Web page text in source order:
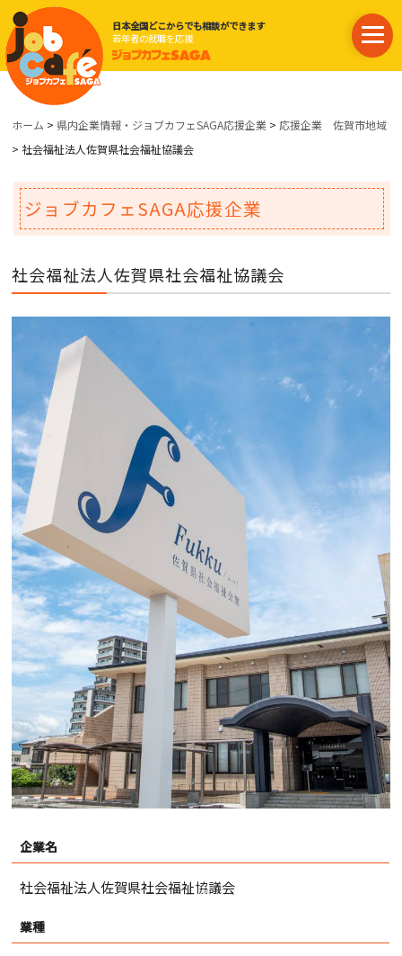
日本全国どこからでも相談ができます
若年者の就職を応援
ホーム > 県内企業情報・ジョブカフェSAGA応援企業 > 応援企業 佐賀市地域
> 社会福祉法人佐賀県社会福祉協議会
ジョブカフェSAGA応援企業
社会福祉法人佐賀県社会福祉協議会
企業名
社会福祉法人佐賀県社会福祉協議会
業種